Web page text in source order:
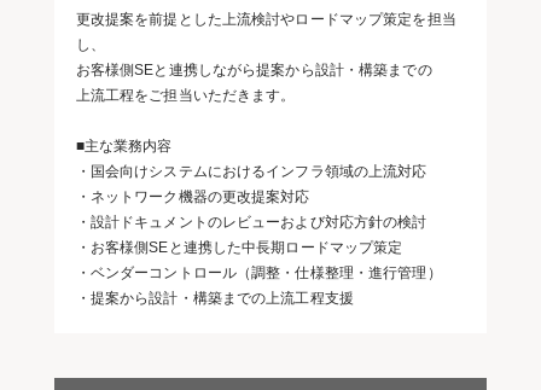
更改提案を前提とした上流検討やロードマップ策定を担当
し、
お客様側SEと連携しながら提案から設計・構築までの
上流工程をご担当いただきます。
■主な業務内容
・国会向けシステムにおけるインフラ領域の上流対応
・ネットワーク機器の更改提案対応
・設計ドキュメントのレビューおよび対応方針の検討
・お客様側SEと連携した中長期ロードマップ策定
・ベンダーコントロール（調整・仕様整理・進行管理）
・提案から設計・構築までの上流工程支援